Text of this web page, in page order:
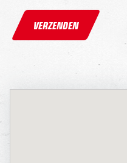
VERZENDEN